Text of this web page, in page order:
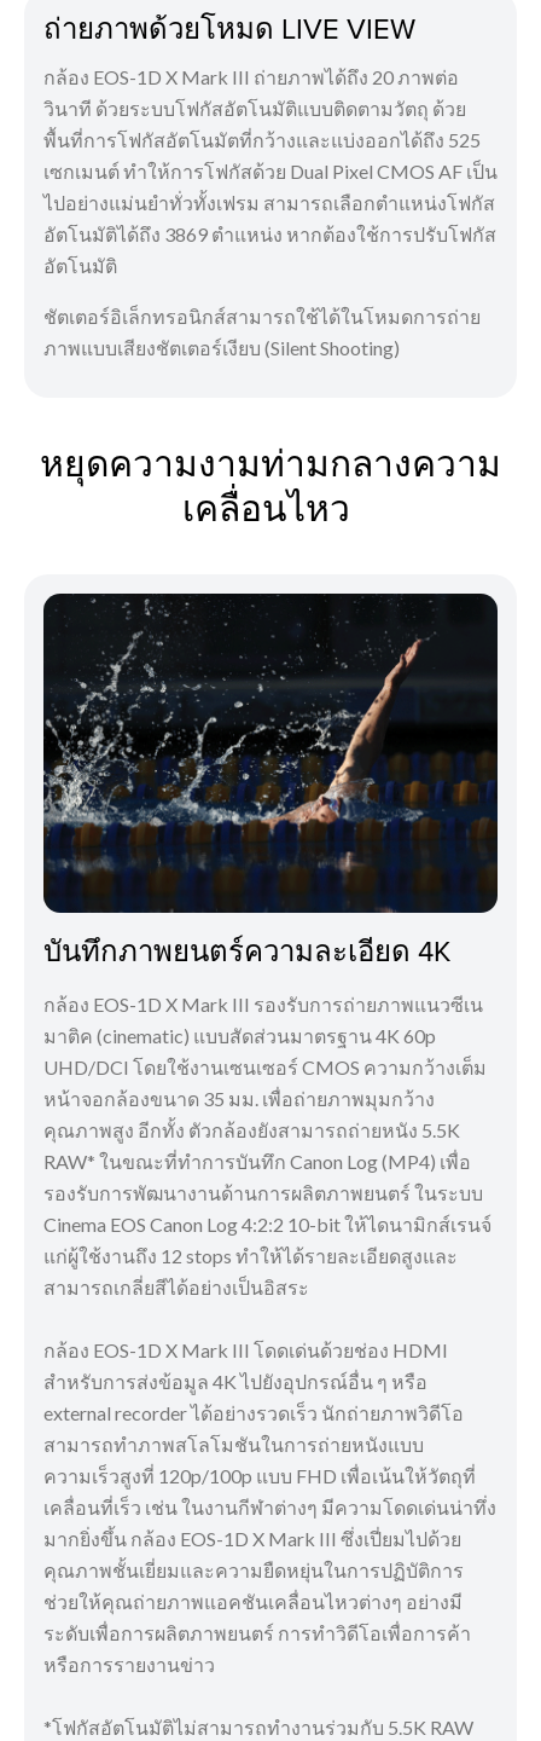
ถ่ายภาพด้วยโหมด LIVE VIEW
กล้อง EOS-1D X Mark III ถ่ายภาพได้ถึง 20 ภาพต่อ
วินาที ด้วยระบบโฟกัสอัตโนมัติแบบติดตามวัตถุ ด้วย
พื้นที่การโฟกัสอัตโนมัตที่กว้างและแบ่งออกได้ถึง 525
เซกเมนต์ ทำให้การโฟกัสด้วย Dual Pixel CMOS AF เป็น
ไปอย่างแม่นยำทั่วทั้งเฟรม สามารถเลือกตำแหน่งโฟกัส
อัตโนมัติได้ถึง 3869 ตำแหน่ง หากต้องใช้การปรับโฟกัส
อัตโนมัติ
ชัตเตอร์อิเล็กทรอนิกส์สามารถใช้ได้ในโหมดการถ่าย
ภาพแบบเสียงชัตเตอร์เงียบ (Silent Shooting)
หยุดความงามท่ามกลางความ
เคลื่อนไหว
บันทึกภาพยนตร์ความละเอียด 4K
กล้อง EOS-1D X Mark III รองรับการถ่ายภาพแนวซีเน
มาติค (cinematic) แบบสัดส่วนมาตรฐาน 4K 60p
UHD/DCI โดยใช้งานเซนเซอร์ CMOS ความกว้างเต็ม
หน้าจอกล้องขนาด 35 มม. เพื่อถ่ายภาพมุมกว้าง
คุณภาพสูง อีกทั้ง ตัวกล้องยังสามารถถ่ายหนัง 5.5K
RAW* ในขณะที่ทำการบันทึก Canon Log (MP4) เพื่อ
รองรับการพัฒนางานด้านการผลิตภาพยนตร์ ในระบบ
Cinema EOS Canon Log 4:2:2 10-bit ให้ไดนามิกส์เรนจ์
แก่ผู้ใช้งานถึง 12 stops ทำให้ได้รายละเอียดสูงและ
สามารถเกลี่ยสีได้อย่างเป็นอิสระ
กล้อง EOS-1D X Mark III โดดเด่นด้วยช่อง HDMI
สำหรับการส่งข้อมูล 4K ไปยังอุปกรณ์อื่น ๆ หรือ
external recorder ได้อย่างรวดเร็ว นักถ่ายภาพวิดีโอ
สามารถทำภาพสโลโมชันในการถ่ายหนังแบบ
ความเร็วสูงที่ 120p/100p แบบ FHD เพื่อเน้นให้วัตถุที่
เคลื่อนที่เร็ว เช่น ในงานกีฬาต่างๆ มีความโดดเด่นน่าทึ่ง
มากยิ่งขึ้น กล้อง EOS-1D X Mark III ซึ่งเปี่ยมไปด้วย
คุณภาพชั้นเยี่ยมและความยืดหยุ่นในการปฏิบัติการ
ช่วยให้คุณถ่ายภาพแอคชันเคลื่อนไหวต่างๆ อย่างมี
ระดับเพื่อการผลิตภาพยนตร์ การทำวิดีโอเพื่อการค้า
หรือการรายงานข่าว
*โฟกัสอัตโนมัติไม่สามารถทำงานร่วมกับ 5.5K RAW